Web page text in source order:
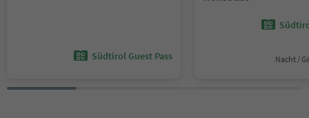
Südtirol Guest Pass Nacht /